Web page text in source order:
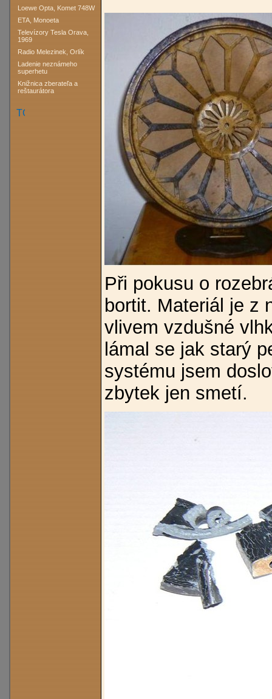
Loewe Opta, Komet 748W
ETA, Monoeta
Televízory Tesla Orava,
1969
Radio Melezinek, Orlík
Ladenie neznámeho
superhetu
Knižnica zberateľa a
reštaurátora
Při pokusu o
bortit. Materiál je z
vlivem vzdušné
lámal se jak starý
systému jsem
zbytek jen smetí.